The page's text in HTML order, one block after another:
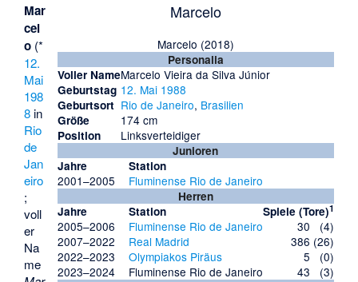
Marcelo
Marcelo (2018)
Personalia
Voller NameMarcelo Vieira da Silva Júnior
Geburtstag 12. Mai 1988
Geburtsort Rio de Janeiro, Brasilien
Größe 174 cm
Position Linksverteidiger
Junioren
Jahre
Station
2001–2005 Fluminense Rio de Janeiro
Herren
Jahre
Station Spiele (Tore)1
2005–2006 Fluminense Rio de Janeiro 30
(4)
2007–2022
Real Madrid
386 (26)
2022–2023
Olympiakos Piräus 5
(0)
2023–2024
Fluminense Rio de Janeiro 43 (3)
Mar
cel
o (*
12.
Mai
198
8 in
Rio
de
Jan
eiro
;
voll
er
Na
me